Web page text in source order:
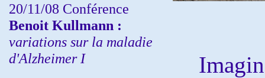
20/11/08 Conférence
Benoit Kullmann :
variations sur la maladie
d'Alzheimer I